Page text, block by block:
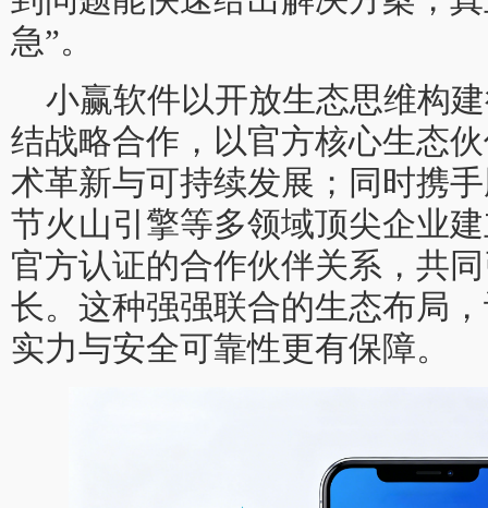
急”。
小赢软件以开放生态思维构
结战略合作，以官方核心生态
术革新与可持续发展；同时携
节火山引擎等多领域顶尖企业
官方认证的合作伙伴关系，共
长。这种强强联合的生态布局
实力与安全可靠性更有保障。